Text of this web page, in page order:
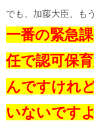
でも、加藤大臣、も
一番の緊急
任で認可保
んですけれ
いないですよ